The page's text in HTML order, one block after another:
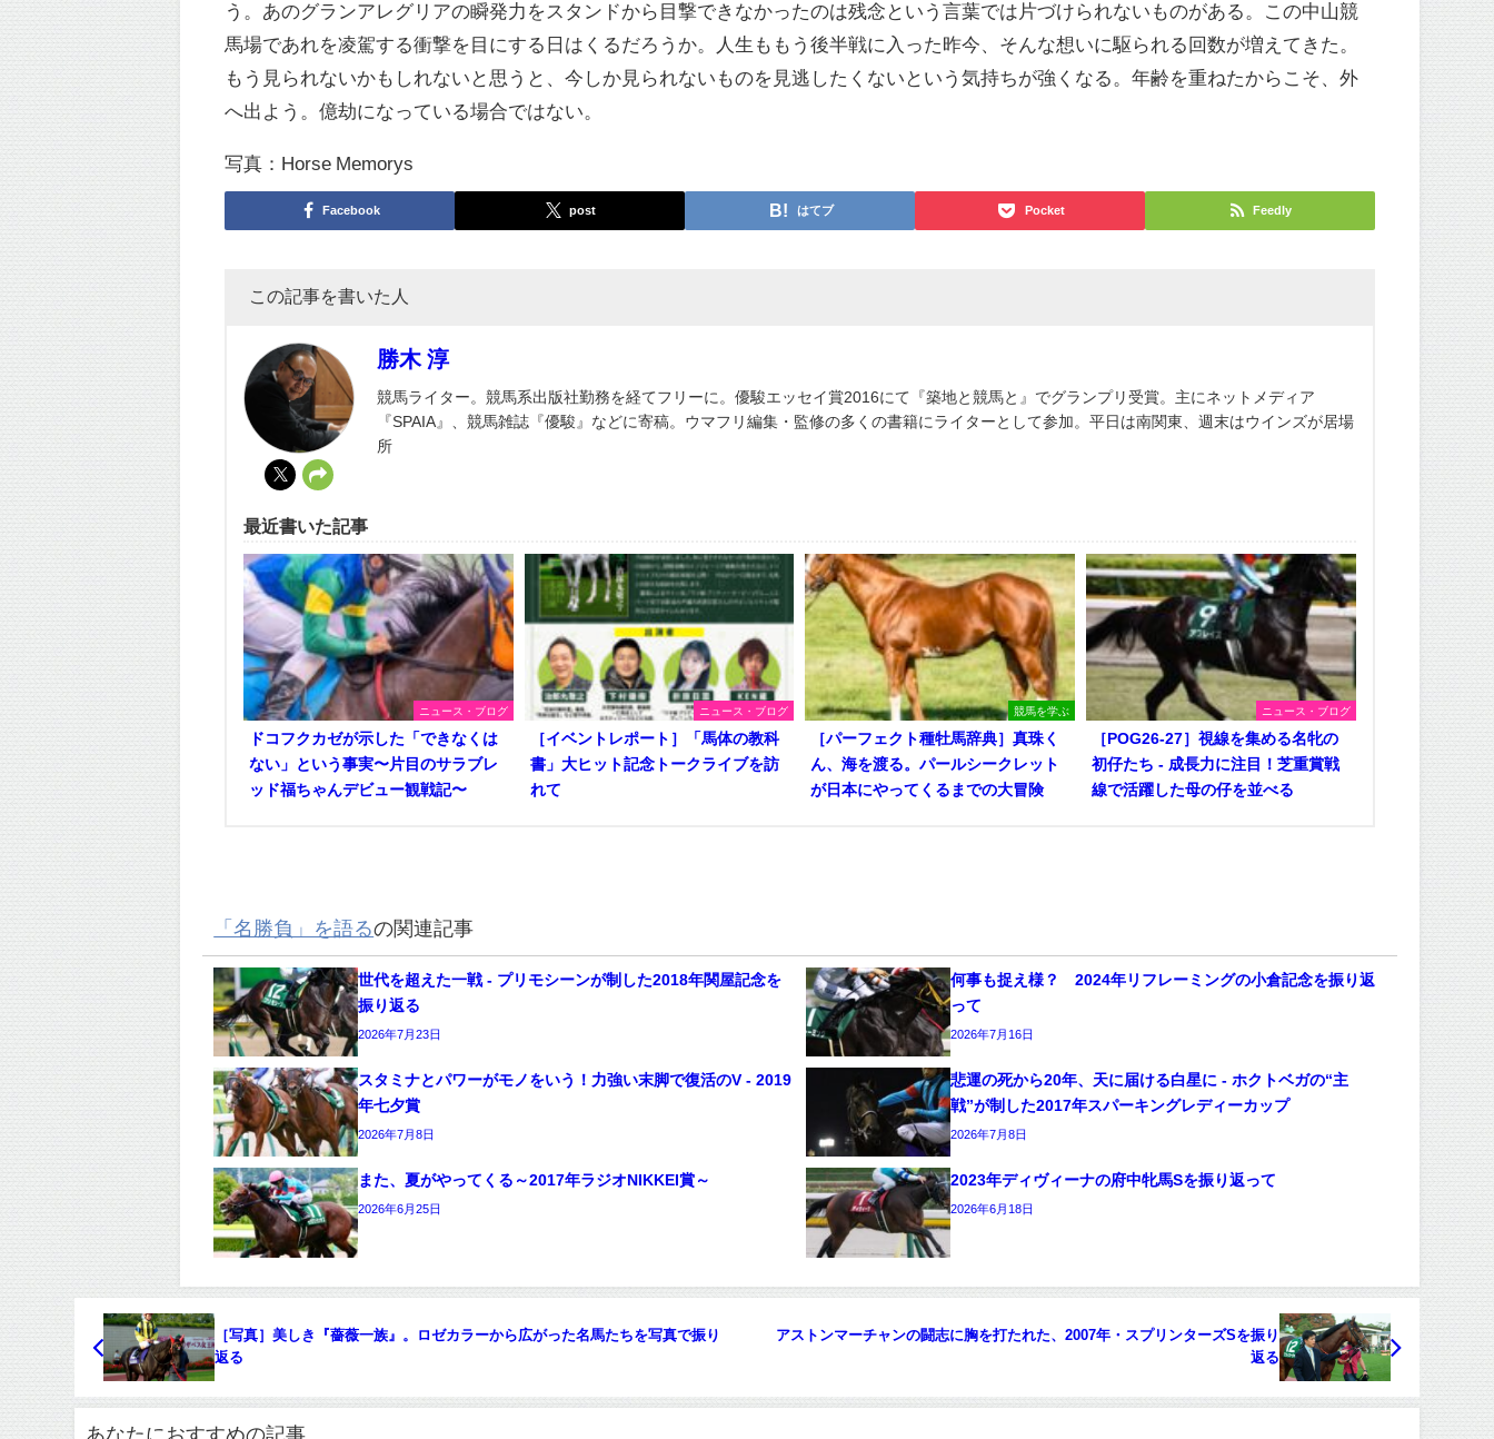
う。あのグランアレグリアの瞬発力をスタンドから目撃できなかったのは残念という言葉では片づけられないものがある。この中山競
馬場であれを凌駕する衝撃を目にする日はくるだろうか。人生ももう後半戦に入った昨今、そんな想いに駆られる回数が増えてきた。
もう見られないかもしれないと思うと、今しか見られないものを見逃したくないという気持ちが強くなる。年齢を重ねたからこそ、外
へ出よう。億劫になっている場合ではない。
写真：Horse Memorys
Facebook post はてブ Pocket Feedly
この記事を書いた人
勝木 淳
競馬ライター。競馬系出版社勤務を経てフリーに。優駿エッセイ賞2016にて『築地と競馬と』でグランプリ受賞。主にネットメディア
『SPAIA』、競馬雑誌『優駿』などに寄稿。ウマフリ編集・監修の多くの書籍にライターとして参加。平日は南関東、週末はウインズが居場
所
最近書いた記事
ニュース・ブログ
ドコフクカゼが示した「できなくは
ない」という事実〜片目のサラブレ
ッド福ちゃんデビュー観戦記〜
ニュース・ブログ
［イベントレポート］「馬体の教科
書」大ヒット記念トークライブを訪
れて
競馬を学ぶ
［パーフェクト種牡馬辞典］真珠く
ん、海を渡る。パールシークレット
が日本にやってくるまでの大冒険
ニュース・ブログ
［POG26-27］視線を集める名牝の
初仔たち - 成長力に注目！芝重賞戦
線で活躍した母の仔を並べる
「名勝負」を語るの関連記事
世代を超えた一戦 - プリモシーンが制した2018年関屋記念を
振り返る
2026年7月23日
何事も捉え様？ 2024年リフレーミングの小倉記念を振り返
って
2026年7月16日
スタミナとパワーがモノをいう！力強い末脚で復活のV - 2019
年七夕賞
2026年7月8日
悲運の死から20年、天に届ける白星に - ホクトベガの“主
戦”が制した2017年スパーキングレディーカップ
2026年7月8日
また、夏がやってくる～2017年ラジオNIKKEI賞～
2026年6月25日
2023年ディヴィーナの府中牝馬Sを振り返って
2026年6月18日
［写真］美しき『薔薇一族』。ロゼカラーから広がった名馬たちを写真で振り
返る
アストンマーチャンの闘志に胸を打たれた、2007年・スプリンターズSを振り
返る
あなたにおすすめの記事